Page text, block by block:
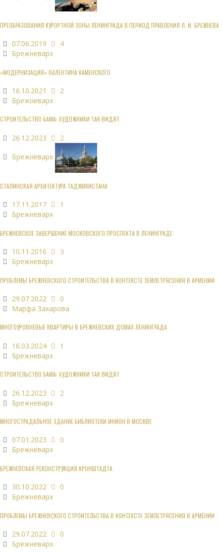
ПРЕОБРАЗОВАНИЯ КУРОРТНОЙ ЗОНЫ ЛЕНИНГРАДА В ПЕРИОД ПРАВЛЕНИЯ Л. И. БРЕЖНЕВА
07.06.2019
4
Брежневарх
«МОДЕРНИЗАЦИЯ» ВАЛЕНТИНА КАМЕНСКОГО
16.10.2021
2
Брежневарх
СТРОИТЕЛЬСТВО БАМА: ХУДОЖНИКИ ТАК ВИДЯТ
26.12.2023 2
Брежневарх
СТАЛИНСКАЯ АРХИТЕКТУРА ТАДЖИКИСТАНА
17.11.2017
1
Брежневарх
БРЕЖНЕВСКОЕ ЗАВЕРШЕНИЕ МОСКОВСКОГО ПРОСПЕКТА В ЛЕНИНГРАДЕ
10.11.2016
3
Брежневарх
ПРОБЛЕМЫ БРЕЖНЕВСКОГО СТРОИТЕЛЬСТВА В КОНТЕКСТЕ ЗЕМЛЕТРЯСЕНИЯ В АРМЕНИИ
29.07.2022
0
Марфа Захарова
МНОГОУРОВНЕВЫЕ КВАРТИРЫ В БРЕЖНЕВСКИХ ДОМАХ ЛЕНИНГРАДА
16.03.2024
1
Брежневарх
СТРОИТЕЛЬСТВО БАМА: ХУДОЖНИКИ ТАК ВИДЯТ
26.12.2023
2
Брежневарх
МНОГОСТРАДАЛЬНОЕ ЗДАНИЕ БИБЛИОТЕКИ ИНИОН В МОСКВЕ
07.01.2023
0
Брежневарх
БРЕЖНЕВСКАЯ РЕКОНСТРУКЦИЯ КРОНШТАДТА
30.10.2022
0
Брежневарх
ПРОБЛЕМЫ БРЕЖНЕВСКОГО СТРОИТЕЛЬСТВА В КОНТЕКСТЕ ЗЕМЛЕТРЯСЕНИЯ В АРМЕНИИ
29.07.2022
0
Брежневарх